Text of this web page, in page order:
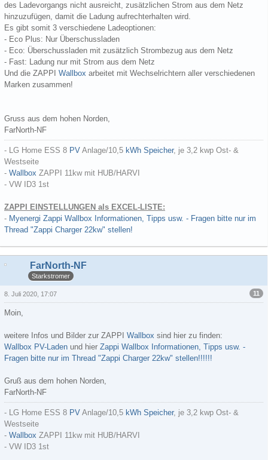
des Ladevorgangs nicht ausreicht, zusätzlichen Strom aus dem Netz
hinzuzufügen, damit die Ladung aufrechterhalten wird.
Es gibt somit 3 verschiedene Ladeoptionen:
- Eco Plus: Nur Überschussladen
- Eco: Überschussladen mit zusätzlich Strombezug aus dem Netz
- Fast: Ladung nur mit Strom aus dem Netz
Und die ZAPPI Wallbox arbeitet mit Wechselrichtern aller verschiedenen
Marken zusammen!
Gruss aus dem hohen Norden,
FarNorth-NF
- LG Home ESS 8 PV Anlage/10,5 kWh Speicher, je 3,2 kwp Ost- &
Westseite
- Wallbox ZAPPI 11kw mit HUB/HARVI
- VW ID3 1st
ZAPPI EINSTELLUNGEN als EXCEL-LISTE:
- Myenergi Zappi Wallbox Informationen, Tipps usw. - Fragen bitte nur im
Thread "Zappi Charger 22kw" stellen!
FarNorth-NF
Starkstromer
11
8. Juli 2020, 17:07
Moin,
weitere Infos und Bilder zur ZAPPI Wallbox sind hier zu finden:
Wallbox PV-Laden und hier Zappi Wallbox Informationen, Tipps usw. -
Fragen bitte nur im Thread "Zappi Charger 22kw" stellen!!!!!!
Gruß aus dem hohen Norden,
FarNorth-NF
- LG Home ESS 8 PV Anlage/10,5 kWh Speicher, je 3,2 kwp Ost- &
Westseite
- Wallbox ZAPPI 11kw mit HUB/HARVI
- VW ID3 1st